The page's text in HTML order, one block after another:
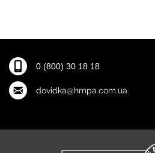
0 (800) 30 18 18
dovidka@hmpa.com.ua